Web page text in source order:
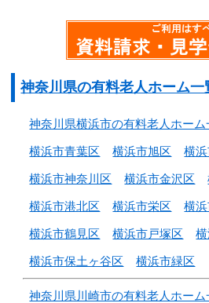
神奈川県の有料老人ホーム一
神奈川県横浜市の有料老人ホーム
横浜市青葉区 横浜市旭区 横
横浜市神奈川区 横浜市金沢区
横浜市港北区 横浜市栄区 横
横浜市鶴見区 横浜市戸塚区
横浜市保土ヶ谷区 横浜市緑区
神奈川県川崎市の有料老人ホーム